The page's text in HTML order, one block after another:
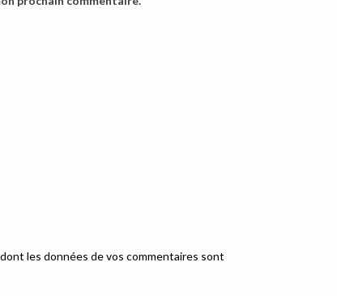
les données de vos commentaires sont